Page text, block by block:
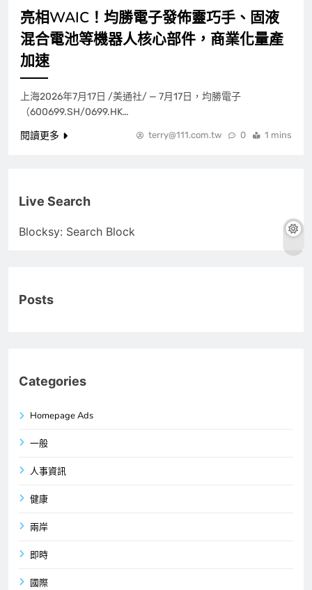
亮相WAIC！均勝電子發佈靈巧手、固液
混合電池等機器人核心部件，商業化量產
加速
上海2026年7月17日 /美通社/ — 7月17日，均勝電子
（600699.SH/0699.HK…
閱讀更多
terry@111.com.tw 0 1 mins
Live Search
Blocksy: Search Block
Posts
Categories
Homepage Ads
一般
人事資訊
健康
兩岸
即時
國際